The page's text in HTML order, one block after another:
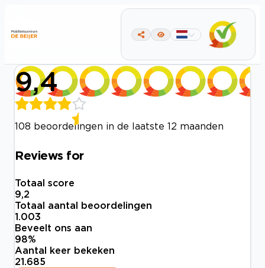
9,4
108 beoordelingen in de laatste 12 maanden
Reviews for
Totaal score
9,2
Totaal aantal beoordelingen
1.003
Beveelt ons aan
98%
Aantal keer bekeken
21.685